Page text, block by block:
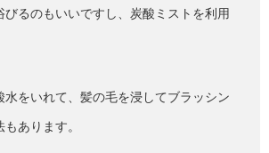
びるのもいいですし、炭酸ミストを利用
水をいれて、髪の毛を浸してブラッシン
あります。